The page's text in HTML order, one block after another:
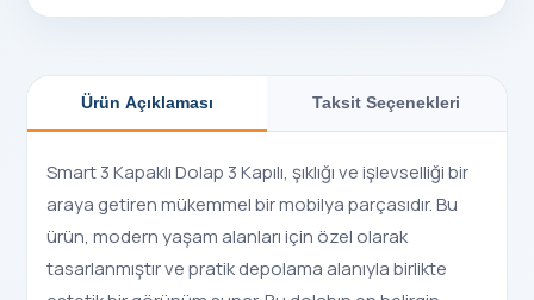
Ürün Açıklaması Taksit Seçenekleri
Smart 3 Kapaklı Dolap 3 Kapılı, şıklığı ve işlevselliği bir
araya getiren mükemmel bir mobilya parçasıdır. Bu
ürün, modern yaşam alanları için özel olarak
tasarlanmıştır ve pratik depolama alanıyla birlikte